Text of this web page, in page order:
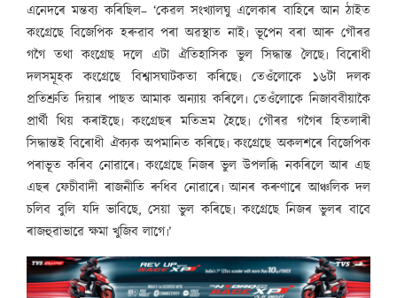
এনেদৰে মন্তব্য কৰিছিল– ‘কেৱল সংখ্যালঘু এলেকাৰ বাহিৰে আন ঠাইত
কংগ্ৰেছে বিজেপিক হৰুৱাব পৰা অৱস্থাত নাই৷ ভূপেন বৰা আৰু গৌৰৱ
গগৈ তথা কংগ্ৰেছ দলে এটা ঐতিহাসিক ভুল সিদ্ধান্ত লৈছে৷ বিৰোধী
দলসমূহক কংগ্ৰেছে বিশ্বাসঘাটকতা কৰিছে৷ তেওঁলোকে ১৬টা দলক
প্ৰতিশ্ৰুতি দিয়াৰ পাছত আমাক অন্যায় কৰিলে৷ তেওঁলোকে নিজাববীয়াকৈ
প্ৰাৰ্থী থিয় কৰাইছে৷ কংগ্ৰেছৰ মতিভ্ৰম হৈছে৷ গৌৰৱ গগৈৰ হিতলাৰী
সিদ্ধান্তই বিৰোধী ঐক্যক অপমানিত কৰিছে৷ কংগ্ৰেছে অকলশৰে বিজেপিক
পৰাভূত কৰিব নোৱাৰে৷ কংগ্ৰেছে নিজৰ ভুল উপলব্ধি নকৰিলে আৰ এছ
এছৰ ফেচীবাদী ৰাজনীতি ৰুধিব নোৱাৰে৷ আনৰ কৰুণাৰে আঞ্চলিক দল
চলিব বুলি যদি ভাবিছে, সেয়া ভুল কৰিছে৷ কংগ্ৰেছে নিজৰ ভুলৰ বাবে
ৰাজহুৱাভাৱে ক্ষমা খুজিব লাগে৷’